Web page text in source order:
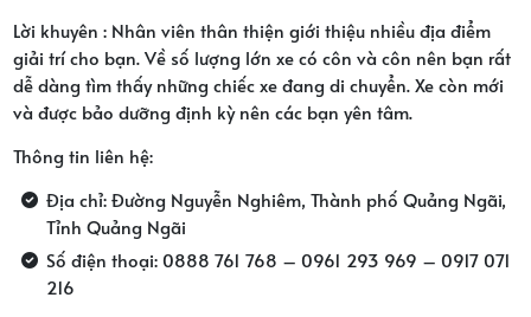
Lời khuyên : Nhân viên thân thiện giới thiệu nhiều địa điểm
giải trí cho bạn. Về số lượng lớn xe có côn và côn nên bạn rất
dễ dàng tìm thấy những chiếc xe đang di chuyển. Xe còn mới
và được bảo dưỡng định kỳ nên các bạn yên tâm.
Thông tin liên hệ:
Địa chỉ: Đường Nguyễn Nghiêm, Thành phố Quảng Ngãi,
Tỉnh Quảng Ngãi
Số điện thoại: 0888 761 768 – 0961 293 969 – 0917 071
216